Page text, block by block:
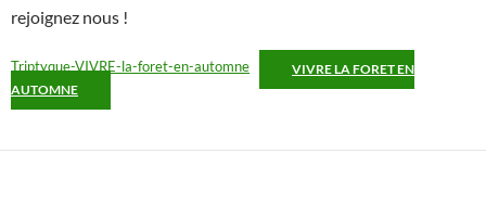
rejoignez nous !
Triptyque-VIVRE-la-foret-en-automne
VIVRE LA FORET EN
AUTOMNE